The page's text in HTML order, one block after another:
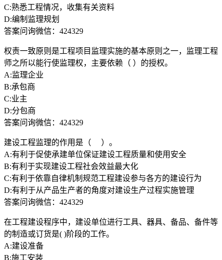
C:熟悉工程情况，收集有关资料
D:编制监理规划
答案问询微信：424329
权责一致原则是工程项目监理实施的基本原则之一，监理工程
师之所以能行使监理权，主要依赖（ ）的授权。
A:监理企业
B:承包商
C:业主
D:分包商
答案问询微信：424329
建设工程监理的作用是（ ）。
A:有利于促使承建单位保证建设工程质量和使用安全
B:有利于实现建设工程社会效益最大化
C:有利于依靠自律机制规范工程建设参与各方的建设行为
D:有利于从产品生产者的角度对建设生产过程实施管理
答案问询微信：424329
在工程建设程序中，建设单位进行工具、器具、备品、备件等
的制造或订货是( )阶段的工作。
A:建设准备
B:施工安装